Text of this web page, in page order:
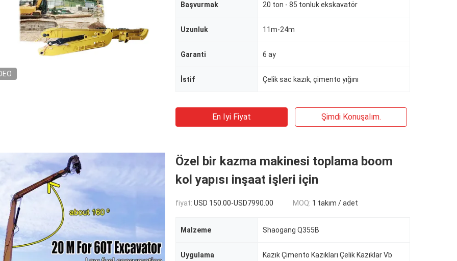
Başvurmak 20 ton - 85 tonluk ekskavatör
Uzunluk 11m-24m
Garanti 6 ay
İstif Çelik sac kazık, çimento yığını
En Iyi Fiyat Şimdi Konuşalım.
Özel bir kazma makinesi toplama boom
kol yapısı inşaat işleri için
fiyat: USD 150.00-USD7990.00 MOQ: 1 takım / adet
Malzeme Shaogang Q355B
Uygulama Kazık Çimento Kazıkları Çelik Kazıklar Vb